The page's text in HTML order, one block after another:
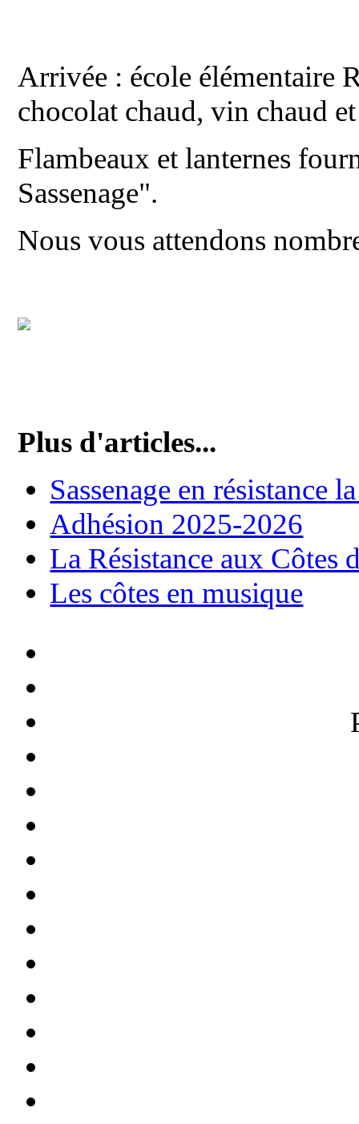
Arrivée : école élémentaire
chocolat chaud, vin chaud
Flambeaux et lanternes
Sassenage".
Nous vous attendons
Plus d'articles...
Sassenage en résistance
Adhésion 2025-2026
La Résistance aux Côtes
Les côtes en musique